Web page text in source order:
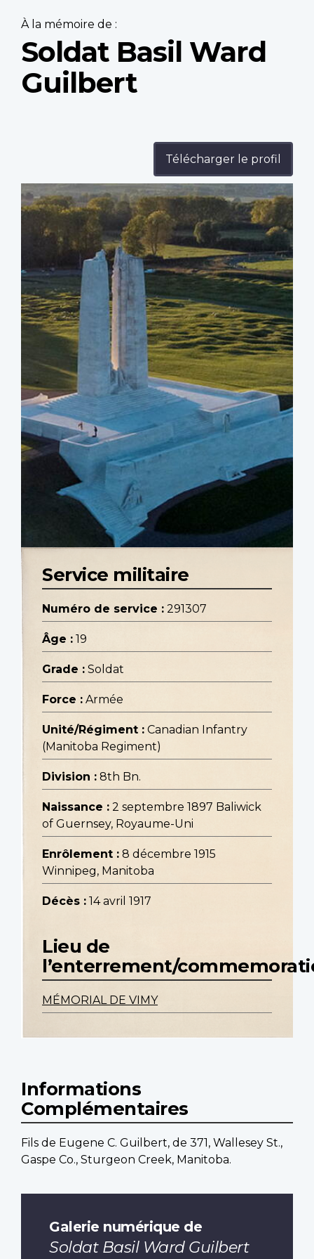
À la mémoire de :
Soldat Basil Ward
Guilbert
Télécharger le profil
Profile
image
Service militaire
Numéro de service : 291307
Âge : 19
Grade : Soldat
Force : Armée
Unité/Régiment : Canadian Infantry
(Manitoba Regiment)
Division : 8th Bn.
Naissance : 2 septembre 1897 Baliwick
of Guernsey, Royaume-Uni
Enrôlement : 8 décembre 1915
Winnipeg, Manitoba
Décès : 14 avril 1917
Lieu de
l’enterrement/
MÉMORIAL DE VIMY
Informations
Complémentaires
Fils de Eugene C. Guilbert, de 371, Wallesey St.,
Gaspe Co., Sturgeon Creek, Manitoba.
Galerie numérique de
Soldat Basil Ward Guilbert